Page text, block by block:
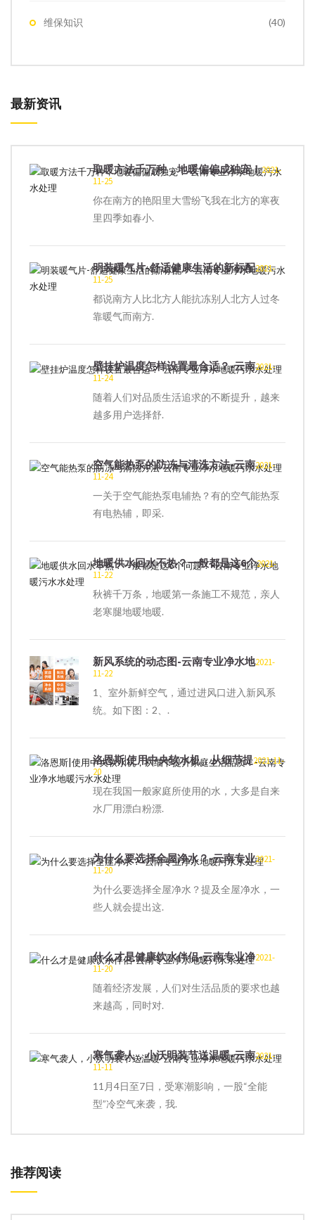
维保知识 (40)
最新资讯
取暖方法千万种，地暖偏偏成独宠！2021-
11-25
你在南方的艳阳里大雪纷飞我在北方的寒夜
里四季如春小.
明装暖气片-舒适健康生活的新标配2021-
11-25
都说南方人比北方人能抗冻别人北方人过冬
靠暖气而南方.
壁挂炉温度怎样设置最合适？-云南2021-
11-24
随着人们对品质生活追求的不断提升，越来
越多用户选择舒.
空气能热泵的防冻与清洗方法-云南2021-
11-24
一关于空气能热泵电辅热？有的空气能热泵
有电热辅，即采.
地暖供水回水不热？一般都是这6个2021-
11-22
秋裤千万条，地暖第一条施工不规范，亲人
老寒腿地暖地暖.
新风系统的动态图-云南专业净水地2021-
11-22
1、室外新鲜空气，通过进风口进入新风系
统。如下图：2、.
洛恩斯|使用中央软水机，从细节提2021-11-
20
现在我国一般家庭所使用的水，大多是自来
水厂用漂白粉漂.
为什么要选择全屋净水？-云南专业2021-
11-20
为什么要选择全屋净水？提及全屋净水，一
些人就会提出这.
什么才是健康饮水伴侣-云南专业净2021-
11-20
随着经济发展，人们对生活品质的要求也越
来越高，同时对.
寒气袭人，小沃明装节送温暖-云南2021-
11-11
11月4日至7日，受寒潮影响，一股“全能
型”冷空气来袭，我.
推荐阅读